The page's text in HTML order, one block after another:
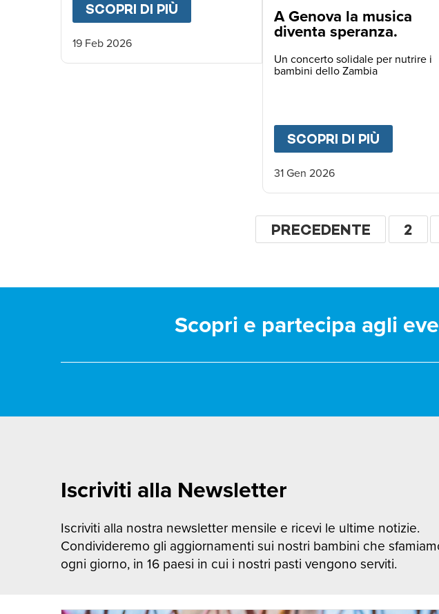
SCOPRI DI PIÙ RICE FOR AFRICA
19 Feb 2026
A Genova la musica
diventa speranza.
Un concerto solidale per nutrire i
bambini dello Zambia
SCOPRI DI PIÙ
31 Gen 2026
Paginazione
PAGINA
PRECEDENTE 2
Scopri e partecipa agli
Iscriviti alla Newsletter
Iscriviti alla nostra newsletter mensile e ricevi le ultime notizie.
Condivideremo gli aggiornamenti sui nostri bambini che
ogni giorno, in 16 paesi in cui i nostri pasti vengono serviti.